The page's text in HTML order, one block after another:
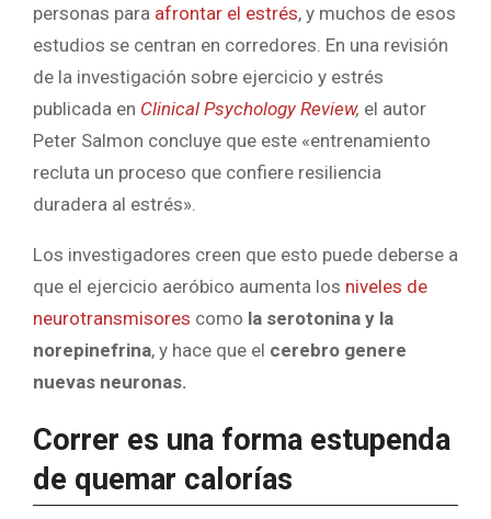
personas para afrontar el estrés, y muchos de esos
estudios se centran en corredores. En una revisión
de la investigación sobre ejercicio y estrés
publicada en Clinical Psychology Review, el autor
Peter Salmon concluye que este «entrenamiento
recluta un proceso que confiere resiliencia
duradera al estrés».
Los investigadores creen que esto puede deberse a
que el ejercicio aeróbico aumenta los niveles de
neurotransmisores como la serotonina y la
norepinefrina, y hace que el cerebro genere
nuevas neuronas.
Correr es una forma estupenda
de quemar calorías